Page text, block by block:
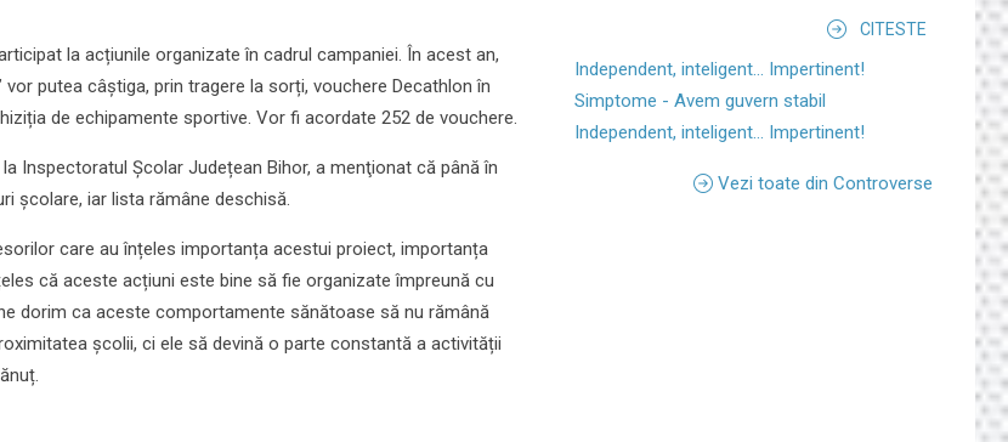
la acțiunile organizate în cadrul campaniei. În acest an,
vor putea câștiga, prin tragere la sorți, vouchere Decathlon în
de echipamente sportive. Vor fi acordate 252 de vouchere.
Inspectoratul Școlar Județean Bihor, a menţionat că până în
școlare, iar lista rămâne deschisă.
care au înțeles importanța acestui proiect, importanța
că aceste acțiuni este bine să fie organizate împreună cu
dorim ca aceste comportamente sănătoase să nu rămână
școlii, ci ele să devină o parte constantă a activității
CITESTE
Independent, inteligent... Impertinent!
Simptome - Avem guvern stabil
Independent, inteligent... Impertinent!
Vezi toate din Controverse